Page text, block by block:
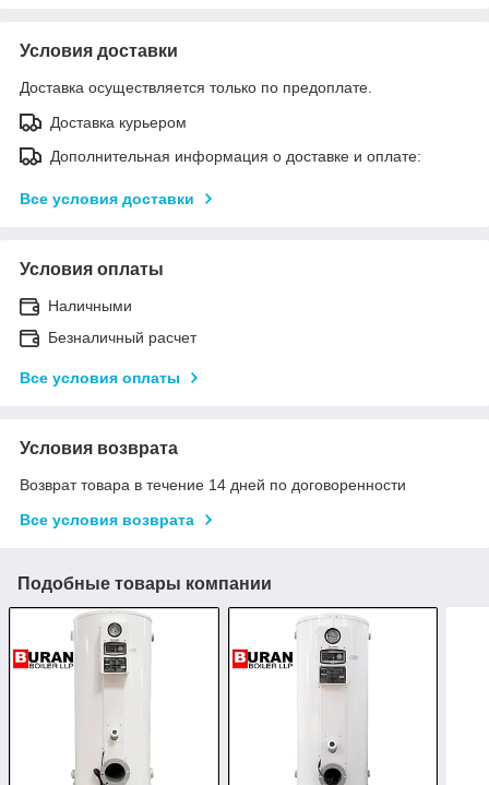
Условия доставки
Доставка осуществляется только по предоплате.
Доставка курьером
Дополнительная информация о доставке и оплате:
Все условия доставки
Условия оплаты
Наличными
Безналичный расчет
Все условия оплаты
Условия возврата
Возврат товара в течение 14 дней по договоренности
Все условия возврата
Подобные товары компании